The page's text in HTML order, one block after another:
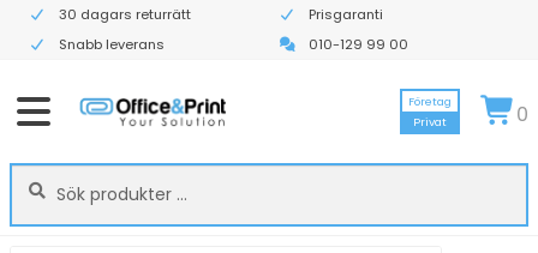
30 dagars returrätt
Prisgaranti
Snabb leverans
010-129 99 00
Sök
efter:
Sök
Företag
Privat
0